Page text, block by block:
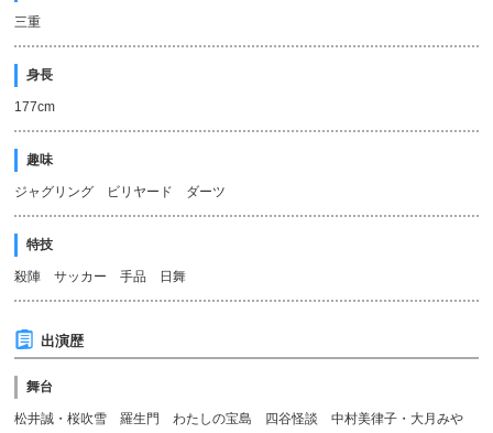
三重
身長
177cm
趣味
ジャグリング ビリヤード ダーツ
特技
殺陣 サッカー 手品 日舞
出演歴
舞台
松井誠・桜吹雪 羅生門 わたしの宝島 四谷怪談 中村美律子・大月みや